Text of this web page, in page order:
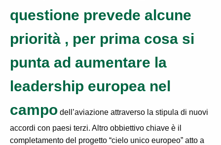
questione prevede alcune
priorità , per prima cosa si
punta ad aumentare la
leadership europea nel
campo dell’aviazione attraverso la stipula di nuovi
accordi con paesi terzi. Altro obbiettivo chiave è il
completamento del progetto “cielo unico europeo” atto a